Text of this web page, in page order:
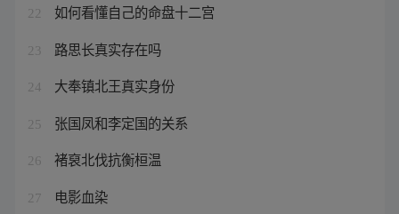
22 如何看懂自己的命盘十二宫
23 路思长真实存在吗
24 大奉镇北王真实身份
25 张国凤和李定国的关系
26 褚裒北伐抗衡桓温
27 电影血染